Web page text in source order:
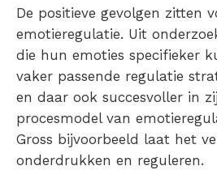
De positieve gevolgen zitten
emotieregulatie. Uit
die hun emoties specifieker
vaker passende regulatie
en daar ook succesvoller in
procesmodel van
Gross bijvoorbeeld laat het
onderdrukken en reguleren.